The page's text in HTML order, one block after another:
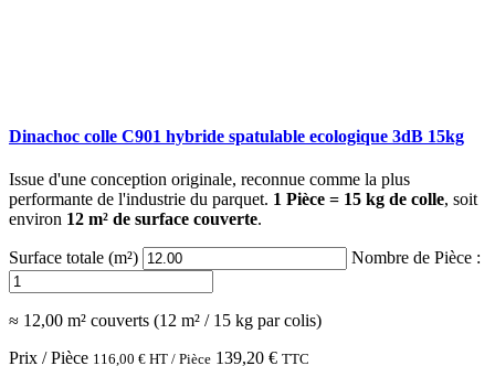
Dinachoc colle C901 hybride spatulable ecologique 3dB 15kg
Issue d'une conception originale, reconnue comme la plus
performante de l'industrie du parquet. 1 Pièce = 15 kg de colle, soit
environ 12 m² de surface couverte.
Surface totale (m²) Nombre de Pièce :
≈ 12,00 m² couverts (12 m² / 15 kg par colis)
Prix / Pièce 116,00 € HT / Pièce 139,20 € TTC